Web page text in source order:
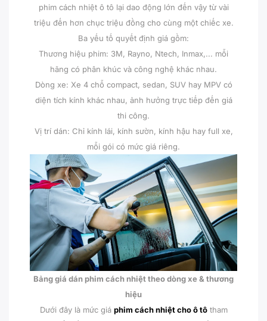
phim cách nhiệt ô tô lại dao động lớn đến vậy từ vài
triệu đến hơn chục triệu đồng cho cùng một chiếc xe.
Ba yếu tố quyết định giá gồm:
Thương hiệu phim: 3M, Rayno, Ntech, Inmax,... mỗi
hãng có phân khúc và công nghệ khác nhau.
Dòng xe: Xe 4 chỗ compact, sedan, SUV hay MPV có
diện tích kính khác nhau, ảnh hưởng trực tiếp đến giá
thi công.
Vị trí dán: Chỉ kính lái, kính sườn, kính hậu hay full xe,
mỗi gói có mức giá riêng.
Bảng giá dán phim cách nhiệt theo dòng xe & thương
hiệu
Dưới đây là mức giá phim cách nhiệt cho ô tôtham